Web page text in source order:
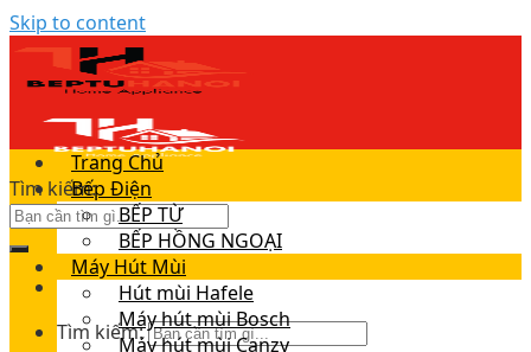
Skip to content
Tìm kiếm:
Tìm kiếm:
Trang Chủ
Bếp Điện
BẾP TỪ
BẾP HỒNG NGOẠI
Máy Hút Mùi
Hút mùi Hafele
Máy hút mùi Bosch
Máy hút mùi Canzy